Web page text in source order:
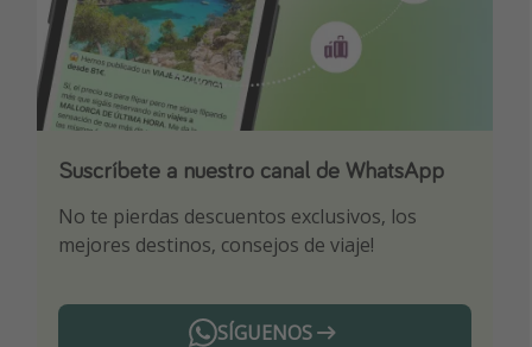
Suscríbete a nuestro canal de WhatsApp
No te pierdas descuentos exclusivos, los
mejores destinos, consejos de viaje!
SÍGUENOS
Descarga nuestra app
Sé el primero en reservar nuestros chollazos
¡Suscríbete a nuestro canal de Telegram!
¡Recibe las mejores ofertas seleccionadas para
ti por nuestros expertos en viajes
Telegram